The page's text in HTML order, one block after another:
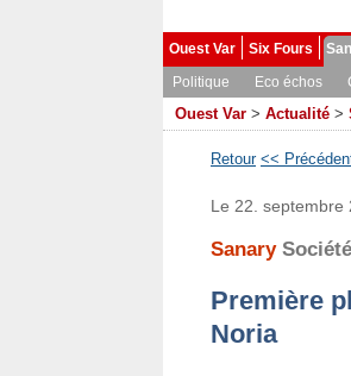
Ouest Var Six Fours
Politique
Eco échos
Ouest Var > Actualité >
Retour <<
Le 22. septembre
Sanary Société
Première
Noria